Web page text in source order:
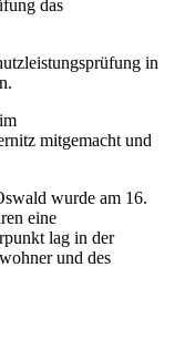
das
in
mitgemacht und
wurde am 16.
eine
lag in der
und des